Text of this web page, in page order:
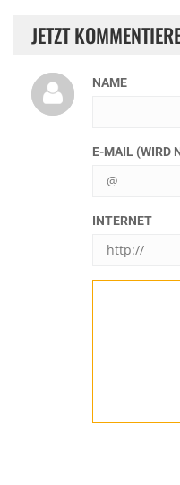
JETZT
NAME
E-MAIL (WIRD
INTERNET